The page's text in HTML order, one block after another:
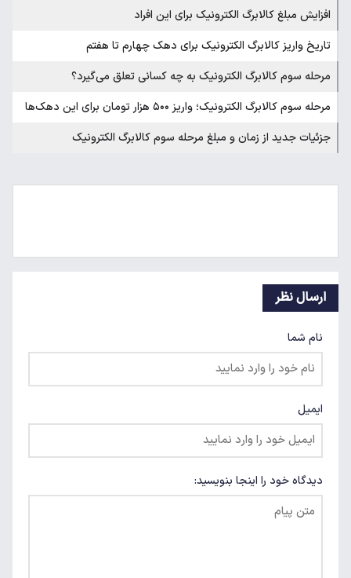
افزایش مبلغ کالابرگ الکترونیک برای این افراد
تاریخ واریز کالابرگ الکترونیک برای دهک چهارم تا هفتم
مرحله سوم کالابرگ الکترونیک به چه کسانی تعلق می‌گیرد؟
مرحله سوم کالابرگ الکترونیک؛ واریز ۵۰۰ هزار تومان برای این دهک‌ها
جزئیات جدید از زمان و مبلغ مرحله سوم کالابرگ الکترونیک
ارسال نظر
نام شما
ایمیل
دیدگاه خود را اینجا بنویسید: